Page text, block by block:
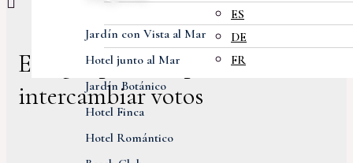
Jardín con Vista al Mar
Hotel junto al Mar
Jardín Botánico
Hotel Finca
Hotel Romántico
ES
DE
FR
El lugar perfecto para
intercambiar votos